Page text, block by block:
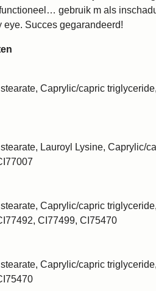
gebruik m als
eye. Succes gegarandeerd!
Caprylic/capric
Lauroyl Lysine, Caprylic/
Caprylic/capric
CI77499, CI75470
Caprylic/capric